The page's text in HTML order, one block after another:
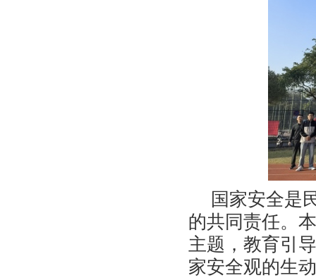
国家安全是
的共同责任。
主题，教育引
家安全观的生